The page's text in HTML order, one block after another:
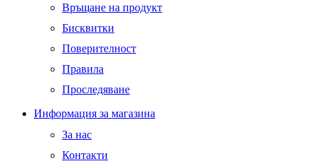
Връщане на продукт
Бисквитки
Поверителност
Правила
Проследяване
Информация за магазина
За нас
Контакти